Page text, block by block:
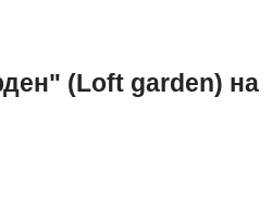
(Loft garden) на